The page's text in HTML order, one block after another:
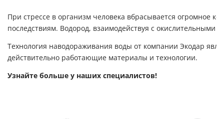
При стрессе в организм человека вбрасывается огромное
последствиям. Водород, взаимодействуя с окислительными
Технология наводораживания воды от компании Экодар
действительно работающие материалы и технологии.
Узнайте больше у наших специалистов!